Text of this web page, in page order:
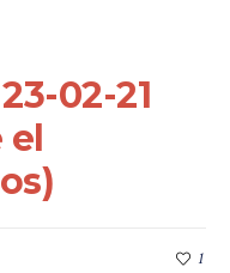
02-21
el
1